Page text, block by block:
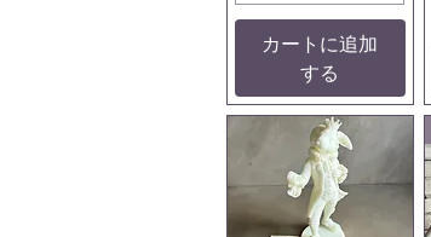
カートに追加
する